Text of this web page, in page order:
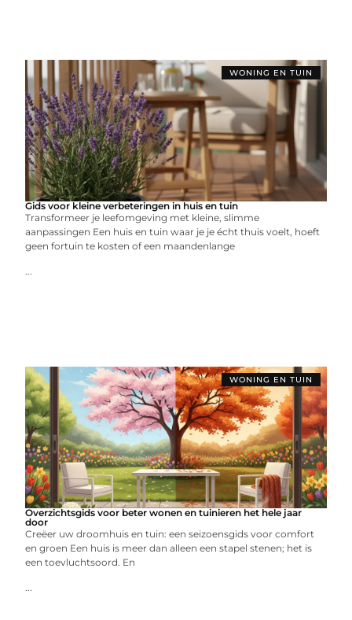
WONING EN TUIN
Gids voor kleine verbeteringen in huis en tuin
Transformeer je leefomgeving met kleine, slimme
aanpassingen Een huis en tuin waar je je écht thuis voelt, hoeft
geen fortuin te kosten of een maandenlange
...
WONING EN TUIN
Overzichtsgids voor beter wonen en tuinieren het hele jaar
door
Creëer uw droomhuis en tuin: een seizoensgids voor comfort
en groen Een huis is meer dan alleen een stapel stenen; het is
een toevluchtsoord. En
...